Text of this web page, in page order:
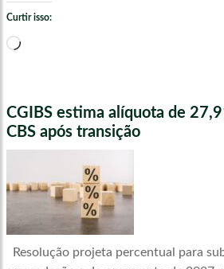
Curtir isso:
Carregando...
CGIBS estima alíquota de
CBS após transição
Resolução projeta percentual para